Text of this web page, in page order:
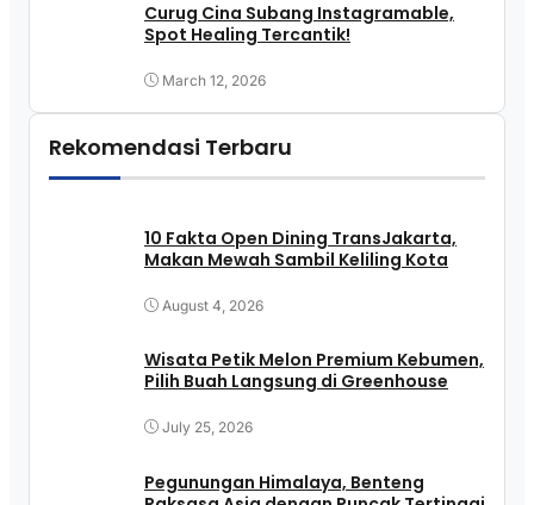
Curug Cina Subang Instagramable,
Spot Healing Tercantik!
March 12, 2026
Rekomendasi Terbaru
10 Fakta Open Dining TransJakarta,
Makan Mewah Sambil Keliling Kota
August 4, 2026
Wisata Petik Melon Premium Kebumen,
Pilih Buah Langsung di Greenhouse
July 25, 2026
Pegunungan Himalaya, Benteng